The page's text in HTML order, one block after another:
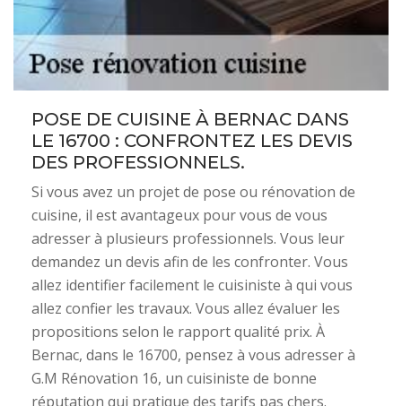
POSE DE CUISINE À BERNAC DANS
LE 16700 : CONFRONTEZ LES DEVIS
DES PROFESSIONNELS.
Si vous avez un projet de pose ou rénovation de
cuisine, il est avantageux pour vous de vous
adresser à plusieurs professionnels. Vous leur
demandez un devis afin de les confronter. Vous
allez identifier facilement le cuisiniste à qui vous
allez confier les travaux. Vous allez évaluer les
propositions selon le rapport qualité prix. À
Bernac, dans le 16700, pensez à vous adresser à
G.M Rénovation 16, un cuisiniste de bonne
réputation qui pratique des tarifs pas chers.